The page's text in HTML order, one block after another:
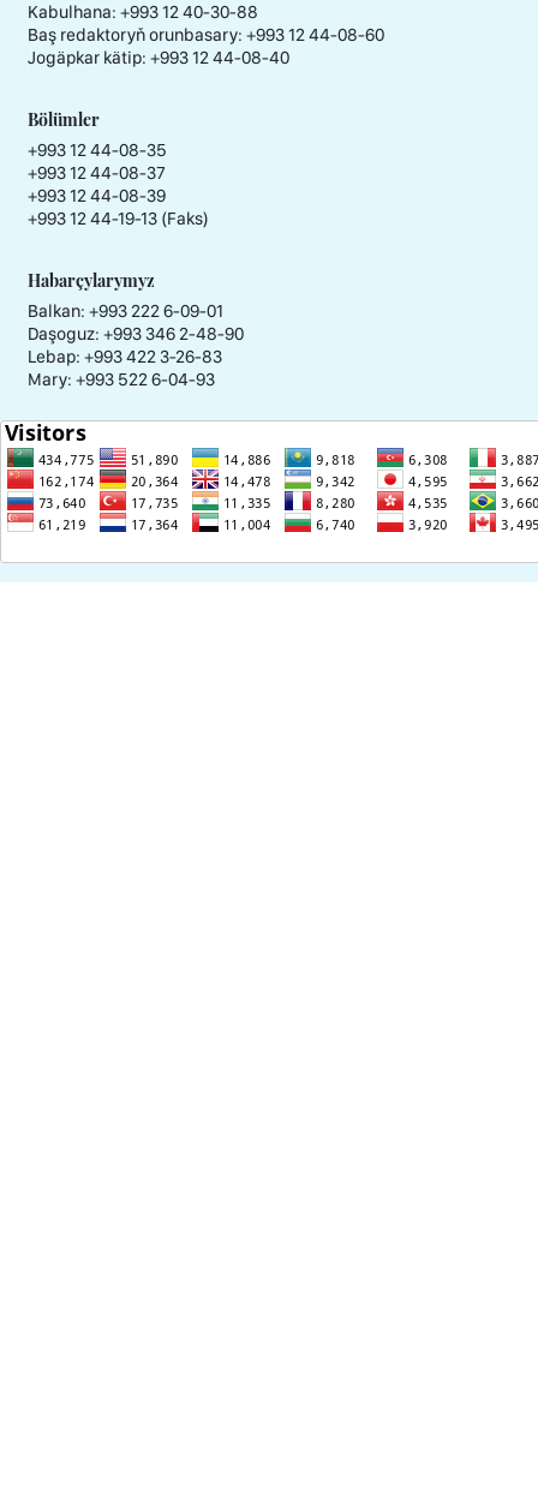
Kabulhana: +993 12 40-30-88
Baş redaktoryň orunbasary: +993 12 44-08-60
Jogäpkar kätip: +993 12 44-08-40
Bölümler
+993 12 44-08-35
+993 12 44-08-37
+993 12 44-08-39
+993 12 44-19-13 (Faks)
Habarçylarymyz
Balkan: +993 222 6-09-01
Daşoguz: +993 346 2-48-90
Lebap: +993 422 3-26-83
Mary: +993 522 6-04-93